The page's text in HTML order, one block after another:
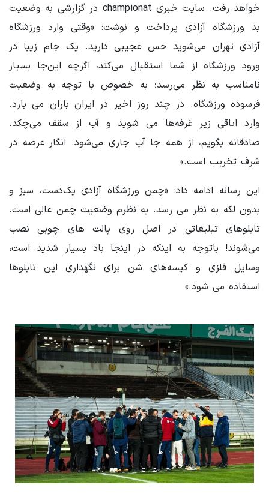
خواهد رفت. سایت خبری championat در گزارشی به وضعیت
بد ورزشگاه آزادی پرداخت و نوشت: «وقتی وارد ورزشگاه
آزادی تهران می‌شوید حس عجیبی دارید. یک جام زیبا در
ورود ورزشگاه از شما استقبال می‌کند، اگرچه این‌جا بسیار
نامناسب به نظر می‌رسد؛ به خصوص با توجه به وضعیت
فرسوده ورزشگاه. در چند روز اخیر در ایران باران می بارد.
وارد اتاقی زیر غرفه‌ها می شوید و آب از سقف می‌چکد.
صادقانه بگویم، از همه جا آب جاری می‌شود. انگار عرصه در
شرف تخریب است.»
این رسانه ادامه داد: «چمن ورزشگاه آزادی یک‌دست، سبز و
بدون لکه به نظر می رسد. به نظرم وضعیت چمن عالی است.
تابلوهای تبلیغاتی در اصل روی پالت های چوبی نصب
می‌شوند! باتوجه به اینکه در اینجا باد بسیار شدید است،
وسایل فلزی و کیسه‌های شن برای نگهداری این تابلوها
استفاده می شود.»